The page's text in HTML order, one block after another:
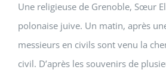
Une religieuse de Grenoble, Sœur
polonaise juive. Un matin, après
messieurs en civils sont venu la
civil. D’après les souvenirs de